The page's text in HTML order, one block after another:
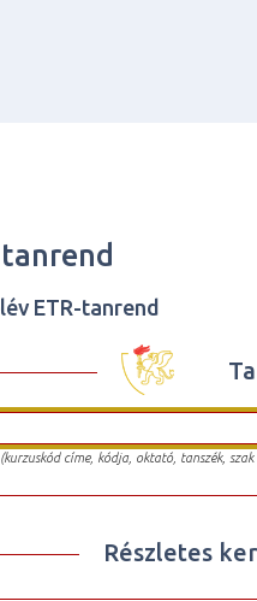
ETR-tanrend
címe, kódja, oktató, tanszék,
Részletes